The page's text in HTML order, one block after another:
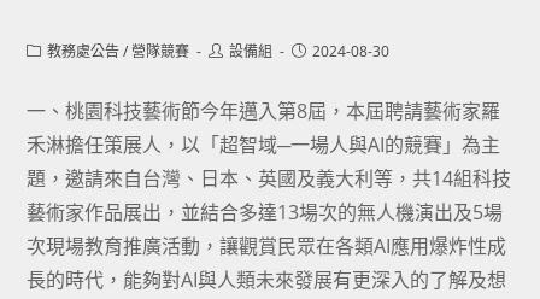
Post教務處公告 / 營隊競賽
Post設備組
Post2024-08-30
一、桃園科技藝術節今年邁入第8屆，本屆聘請藝術家羅
禾淋擔任策展人，以「超智域─一場人與AI的競賽」為主
題，邀請來自台灣、日本、英國及義大利等，共14組科技
藝術家作品展出，並結合多達13場次的無人機演出及5場
次現場教育推廣活動，讓觀賞民眾在各類AI應用爆炸性成
長的時代，能夠對AI與人類未來發展有更深入的了解及想